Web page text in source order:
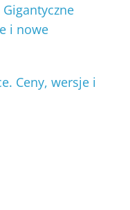
i nowe
Ceny, wersje i